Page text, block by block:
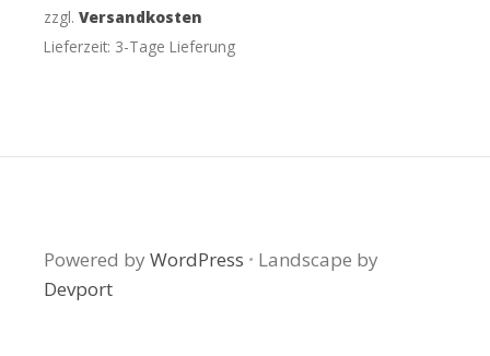
zzgl. Versandkosten
Lieferzeit: 3-Tage Lieferung
Powered by WordPress · Landscape by
Devport